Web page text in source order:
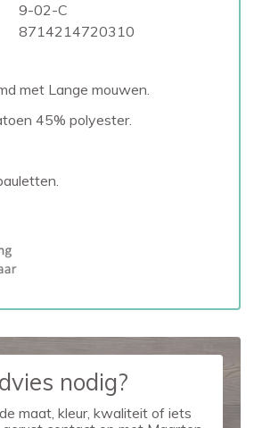
9-02-C
8714214720310
met Lange mouwen.
45% polyester.
nodig?
maat, kleur, kwaliteit of iets